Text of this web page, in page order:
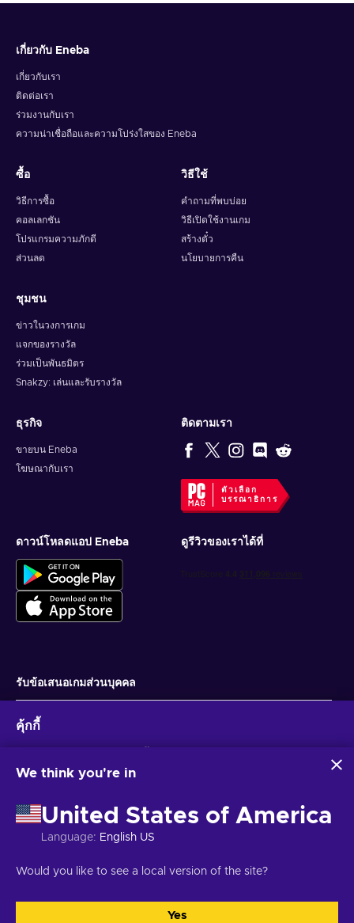
เกี่ยวกับ Eneba
เกี่ยวกับเรา
ติดต่อเรา
ร่วมงานกับเรา
ความน่าเชื่อถือและความโปร่งใสของ Eneba
ซื้อ
วิธีการซื้อ
คอลเลกชัน
โปรแกรมความภักดี
ส่วนลด
วิธีใช้
คำถามที่พบบ่อย
วิธีเปิดใช้งานเกม
สร้างตั๋ว
นโยบายการคืน
ชุมชน
ข่าวในวงการเกม
แจกของรางวัล
ร่วมเป็นพันธมิตร
Snakzy: เล่นและรับรางวัล
ธุรกิจ
ขายบน Eneba
โฆษณากับเรา
ติดตามเรา
ตัวเลือก
บรรณาธิการ
ดาวน์โหลดแอป Eneba ดูรีวิวของเราได้ที่
รับข้อเสนอเกมส่วนบุคคล
ลิขสิทธิ์ © 2026 Eneba. สงวนลิขสิทธิ์. JSC “Helis play”, Gyneju St. 4-333, วิ
คุ้กกี้
รวบรวมและวิเคราะห์ข้อมูลเกี่ยวกับผู้ใช้เว็บไซต์นี้ เราใช้ข้อมูลนี้เพื่อ
บุคคลของคุณอาจถูกนำไปใช้เพื่อปรับแต่งโฆษณา
การคลิก 'ยอมรับทั้งหมด' หมายความว่าคุณยินยอมให้ Eneba และ
พันธมิตรใช้เทคโนโลยีเหล่านี้ คุณสามารถปรับเปลี่ยนความยินยอม
สำหรับข้อมูลเพิ่มเติมเกี่ยวกับวิธีที่ Google ใช้ข้อมูลของคุณ โปรดดู
We think you're in
United States of America
Language: English US
Would you like to see a local version of the site?
Yes